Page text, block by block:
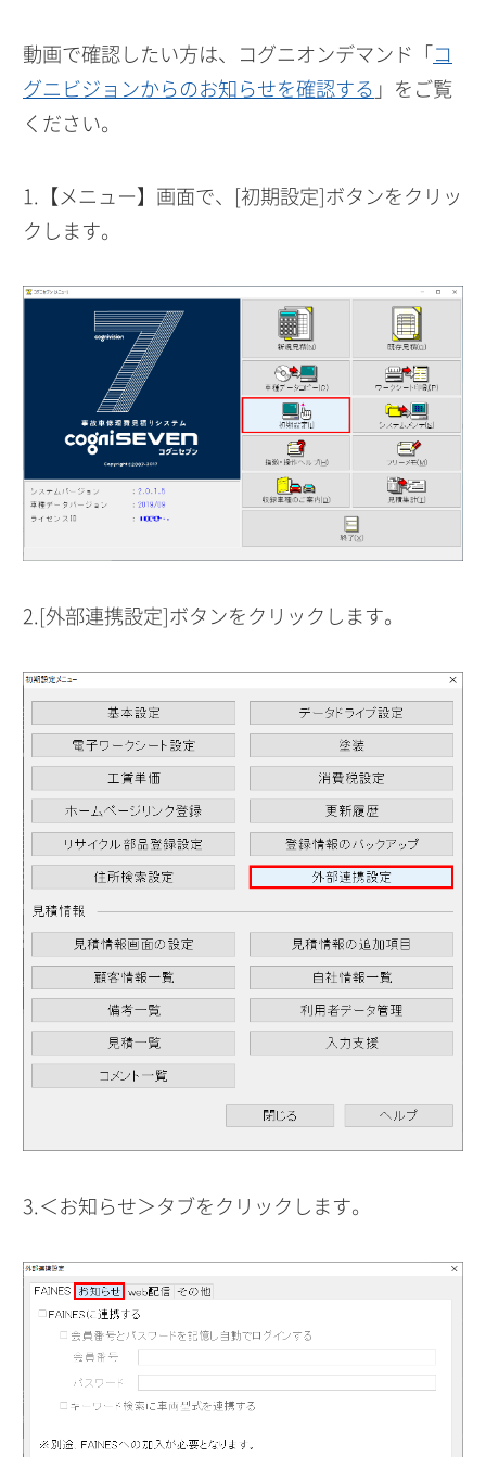
動画で確認したい方は、コグニオンデマンド「コ
グニビジョンからのお知らせを確認する 」をご覧
ください。
1.【メニュー】画面で、[初期設定]ボタンをクリッ
クします。
2.[外部連携設定]ボタンをクリックします。
3.＜お知らせ＞タブをクリックします。